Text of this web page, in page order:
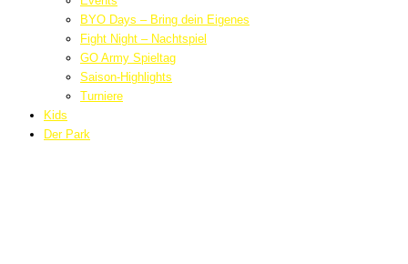
BYO Days – Bring dein Eigenes
Fight Night – Nachtspiel
GO Army Spieltag
Saison-Highlights
Turniere
Kids
Der Park